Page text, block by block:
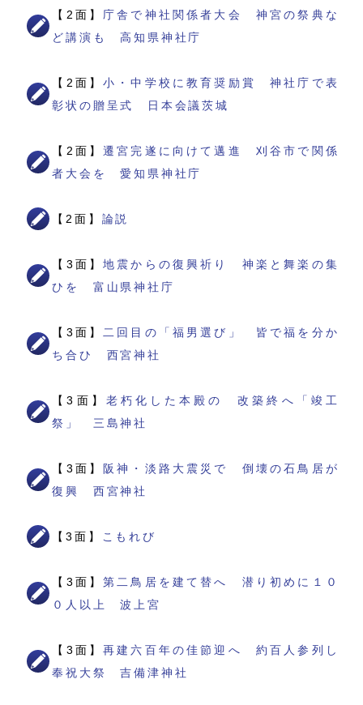
【2面】 庁舎で神社関係者大会 神宮の祭典な
ど講演も 高知県神社庁
【2面】小・中学校に教育奨励賞 神社庁で表
彰状の贈呈式 日本会議茨城
【2面】遷宮完遂に向けて邁進 刈谷市で関係
者大会を 愛知県神社庁
【2面】 論説
【3面】地震からの復興祈り 神楽と舞楽の集
ひを 富山県神社庁
【3面】
二回目の「福男選び」 皆で福を分か
ち合ひ 西宮神社
【3面】 老朽化した本殿の 改築終へ「竣工
祭」 三島神社
【3面】
阪神・淡路大震災で 倒壊の石鳥居が
復興 西宮神社
【3面】 こもれび
【3面】第二鳥居を建て替へ 潜り初めに１０
０人以上 波上宮
【3面】再建六百年の佳節迎へ 約百人参列し
奉祝大祭 吉備津神社